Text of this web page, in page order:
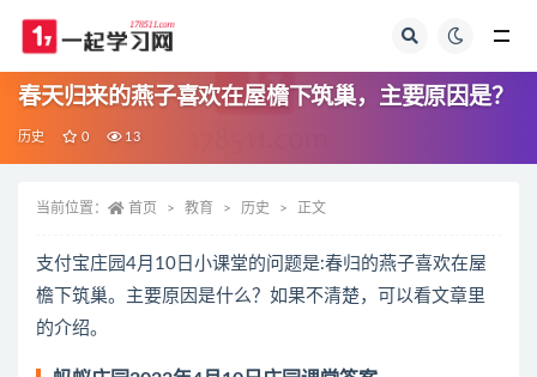
春天归来的燕子喜欢在屋檐下筑巢，主要原因是？
历史 0 13
当前位置： 首页 教育 历史 正文
支付宝庄园4月10日小课堂的问题是:春归的燕子喜欢在屋
檐下筑巢。主要原因是什么？如果不清楚，可以看文章里
的介绍。